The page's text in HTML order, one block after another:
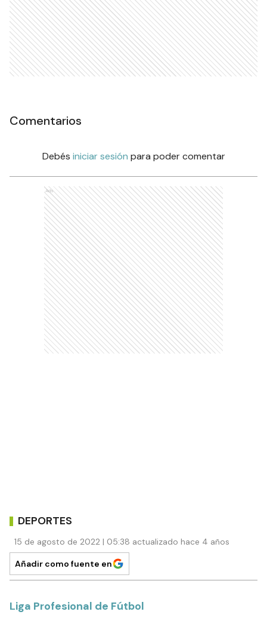
Comentarios
Debés iniciar sesión para poder comentar
Ads
DEPORTES
15 de agosto de 2022 | 05:38 actualizado hace 4 años
Añadir como fuente en
Liga Profesional de Fútbol